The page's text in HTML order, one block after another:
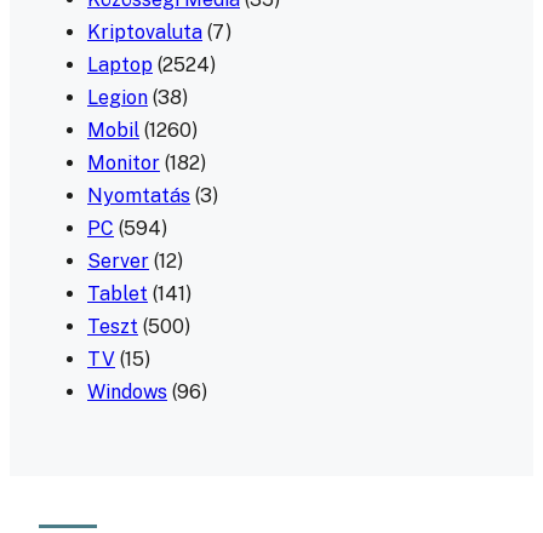
Kriptovaluta (7)
Laptop (2524)
Legion (38)
Mobil (1260)
Monitor (182)
Nyomtatás (3)
PC (594)
Server (12)
Tablet (141)
Teszt (500)
TV (15)
Windows (96)